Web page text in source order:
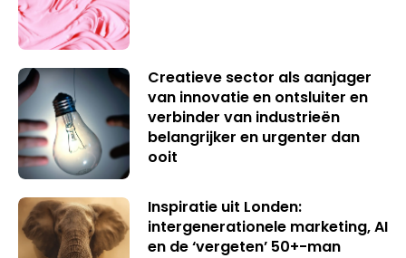
Creatieve sector als aanjager
van innovatie en ontsluiter en
verbinder van industrieën
belangrijker en urgenter dan
ooit
Inspiratie uit Londen:
intergenerationele marketing, AI
en de ‘vergeten’ 50+-man